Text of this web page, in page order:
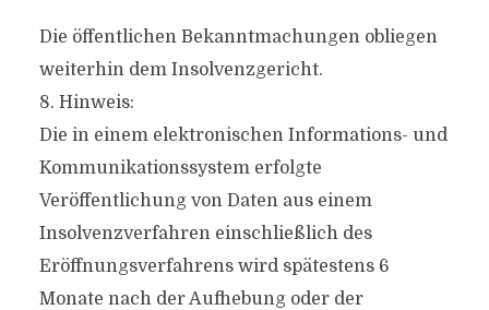
Die öffentlichen Bekanntmachungen obliegen
weiterhin dem Insolvenzgericht.
8. Hinweis:
Die in einem elektronischen Informations- und
Kommunikationssystem erfolgte
Veröffentlichung von Daten aus einem
Insolvenzverfahren einschließlich des
Eröffnungsverfahrens wird spätestens 6
Monate nach der Aufhebung oder der